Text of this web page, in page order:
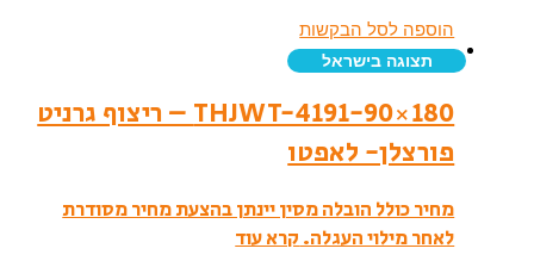
הוספה לסל הבקשות
תצוגה בישראל
THJWT-4191-90×180 – ריצוף גרניט
פורצלן- לאפטו
מחיר כולל הובלה מסין יינתן בהצעת מחיר מסודרת
לאחר מילוי העגלה.קרא עוד